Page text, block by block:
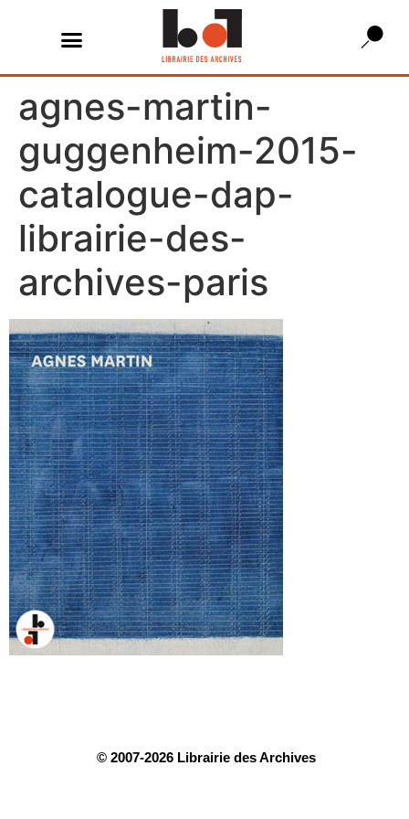
agnes-martin-
guggenheim-2015-
catalogue-dap-
librairie-des-
archives-paris
© 2007-2026 Librairie des Archives